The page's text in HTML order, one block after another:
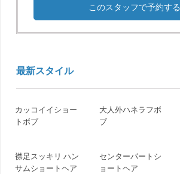
このスタッフで予約する
最新スタイル
カッコイイショー
トボブ
大人外ハネラフボ
ブ
襟足スッキリ ハン
サムショートヘア
センターパートシ
ョートヘア